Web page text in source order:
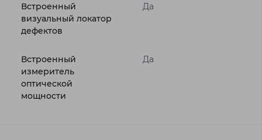
Встроенный
визуальный локатор
дефектов
Да
Встроенный
измеритель
оптической
мощности
Да